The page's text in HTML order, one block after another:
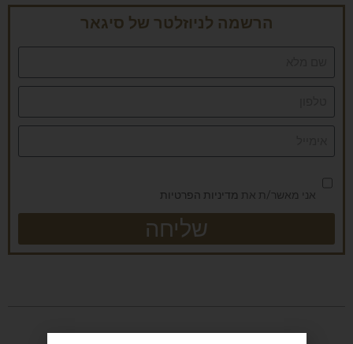
הרשמה לניוזלטר של סיגאר
אני מאשר/ת את מדיניות הפרטיות
שליחה